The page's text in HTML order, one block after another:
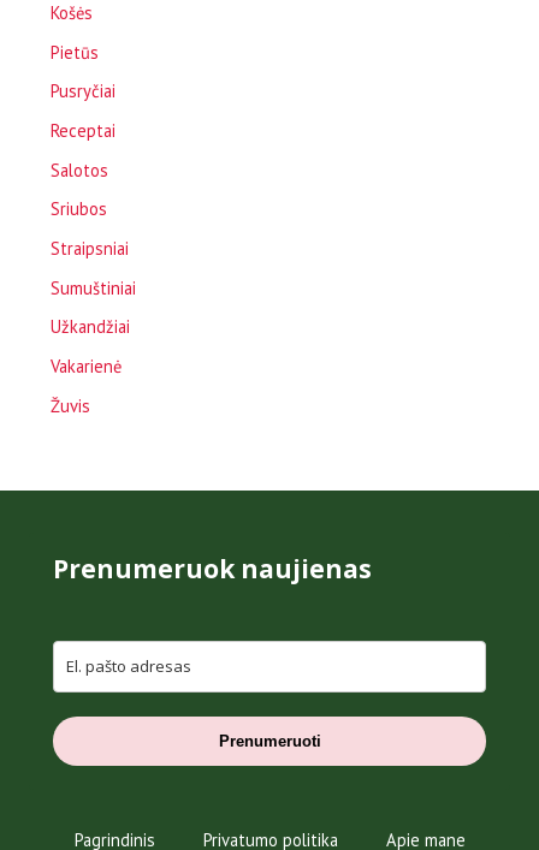
Košės
Pietūs
Pusryčiai
Receptai
Salotos
Sriubos
Straipsniai
Sumuštiniai
Užkandžiai
Vakarienė
Žuvis
Prenumeruok naujienas
Prenumeruoti
Pagrindinis Privatumo politika Apie mane